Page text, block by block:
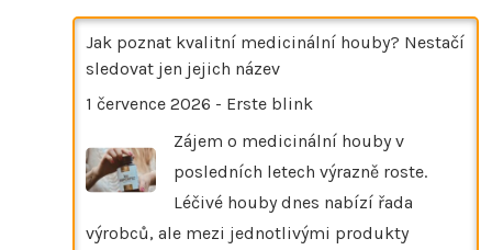
Jak poznat kvalitní medicinální houby? Nestačí
sledovat jen jejich název
1 července 2026 - Erste blink
Zájem o medicinální houby v
posledních letech výrazně roste.
Léčivé houby dnes nabízí řada
výrobců, ale mezi jednotlivými produkty